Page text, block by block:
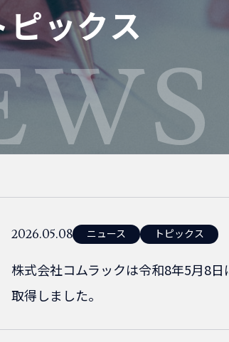
ックス
2026.05.08 ニュース トピックス
株式会社コムラックは令和8年5月8
取得しました。